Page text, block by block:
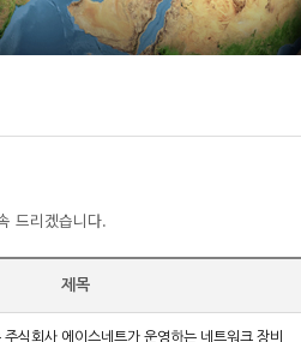
드리겠습니다.
제목
식회사 에이스네트가 운영하는 네트워크 장비